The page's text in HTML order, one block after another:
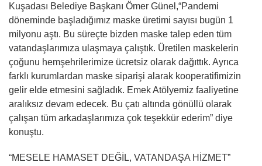
Kuşadası Belediye Başkanı Ömer Günel,“Pandemi
döneminde başladığımız maske üretimi sayısı bugün 1
milyonu aştı. Bu süreçte bizden maske talep eden tüm
vatandaşlarımıza ulaşmaya çalıştık. Üretilen maskelerin
çoğunu hemşehrilerimize ücretsiz olarak dağıttık. Ayrıca
farklı kurumlardan maske siparişi alarak kooperatifimizin
gelir elde etmesini sağladık. Emek Atölyemiz faaliyetine
aralıksız devam edecek. Bu çatı altında gönüllü olarak
çalışan tüm arkadaşlarımıza çok teşekkür ederim” diye
konuştu.
“MESELE HAMASET DEĞİL, VATANDAŞA HİZMET”